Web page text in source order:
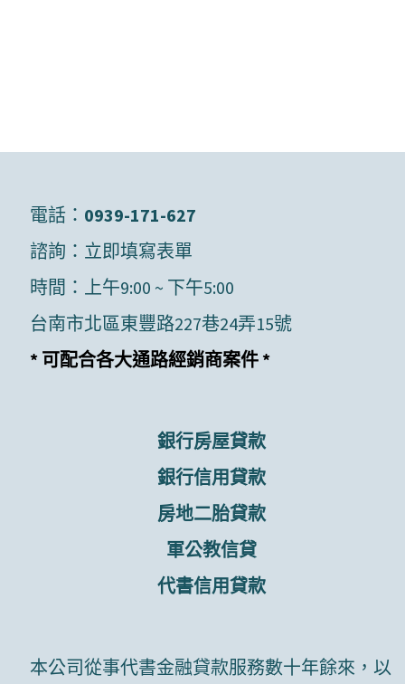
電話： 0939-171-627
諮詢： 立即填寫表單
時間：上午9:00 ~ 下午5:00
台南市北區東豐路227巷24弄15號
* 可配合各大通路經銷商案件 *
銀行房屋貸款
銀行信用貸款
房地二胎貸款
軍公教信貸
代書信用貸款
本公司從事代書金融貸款服務數十年餘來，以